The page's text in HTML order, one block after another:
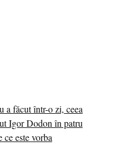
a făcut într-o zi, ceea
Igor Dodon în patru
ce este vorba